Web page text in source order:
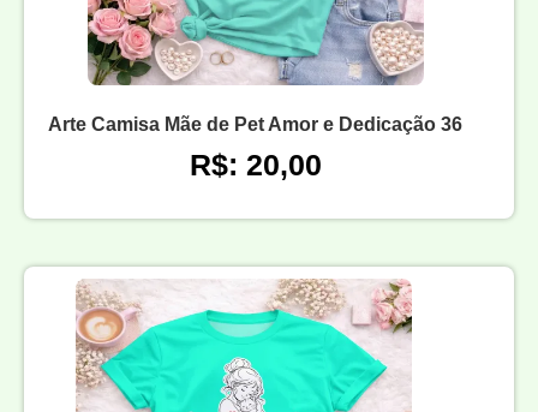
Arte Camisa Mãe de Pet Amor e Dedicação 36
R$: 20,00